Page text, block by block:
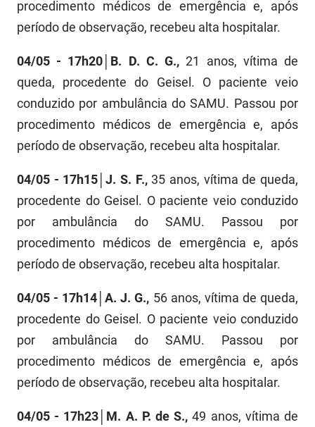
LOTEP
PBGÁS
PB Saúde
PBPREV
Projeto Cooperar
PROCASE
Polícia Militar
Rádio Tabajara
SUDEMA
procedimento médicos de emergência e, após
período de observação, recebeu alta hospitalar.
04/05 - 17h20│B. D. C. G., 21 anos, vítima de
queda, procedente do Geisel. O paciente veio
conduzido por ambulância do SAMU. Passou por
procedimento médicos de emergência e, após
período de observação, recebeu alta hospitalar.
04/05 - 17h15│J. S. F.,35 anos, vítima de queda,
procedente do Geisel. O paciente veio conduzido
por ambulância do SAMU. Passou por
procedimento médicos de emergência e, após
período de observação, recebeu alta hospitalar.
04/05 - 17h14│A. J. G., 56 anos, vítima de queda,
procedente do Geisel. O paciente veio conduzido
por ambulância do SAMU. Passou por
procedimento médicos de emergência e, após
período de observação, recebeu alta hospitalar.
04/05 - 17h23│M. A. P. de S., 49 anos, vítima de